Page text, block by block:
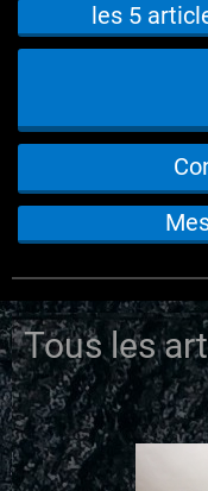
les 5
Tous les